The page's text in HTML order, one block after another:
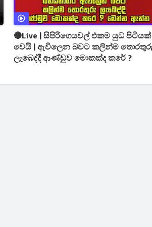
🔴Live | සිපිරිගෙයවල් එකම යුධ පිටියක්
වෙයි | ඇවිලෙන බවට කලින්ම තොරතුරු
ලැබෙද්දී ආණ්ඩුව මොකක්ද කරේ ?